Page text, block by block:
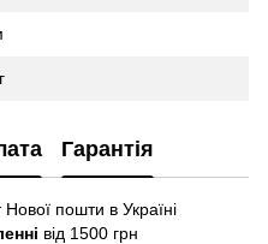
Гарантія
пошти в Україні
від 1500 грн